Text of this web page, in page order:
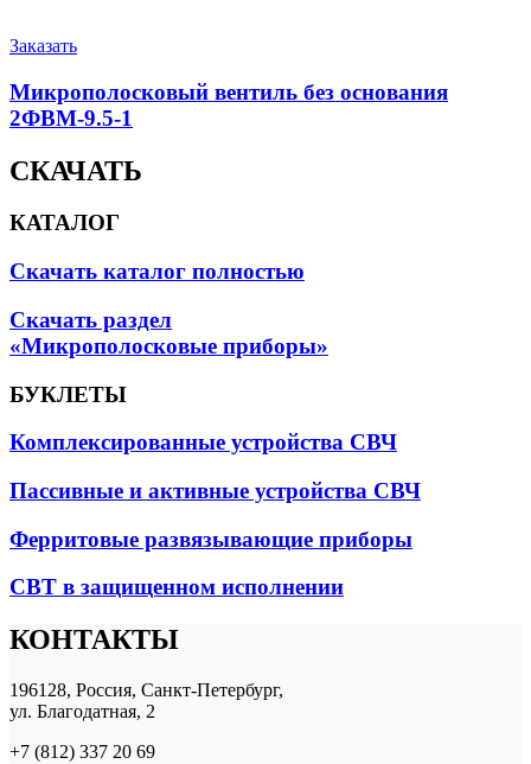
Заказать
Микрополосковый вентиль без основания
2ФВМ-9.5-1
СКАЧАТЬ
КАТАЛОГ
Скачать каталог полностью
Скачать раздел
«Микрополосковые приборы»
БУКЛЕТЫ
Комплексированные устройства СВЧ
Пассивные и активные устройства СВЧ
Ферритовые развязывающие приборы
СВТ в защищенном исполнении
КОНТАКТЫ
196128, Россия, Санкт-Петербург,
ул. Благодатная, 2
+7 (812) 337 20 69